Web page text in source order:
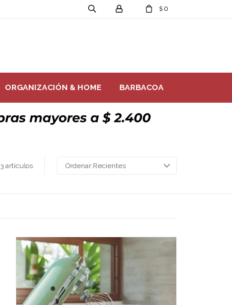
ORGANIZACIÓN & HOME BARBACOA
$ 0
3 artículos Recientes